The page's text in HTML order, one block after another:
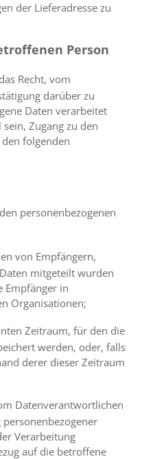
der Lieferadresse zu
Person
Recht, vom
darüber zu
Daten verarbeitet
Zugang zu den
folgenden
personenbezogenen
von Empfängern,
mitgeteilt wurden
Empfänger in
Organisationen;
Zeitraum, für den die
werden, oder, falls
derer dieser Zeitraum
Datenverantwortlichen
Verarbeitung
auf die betroffene